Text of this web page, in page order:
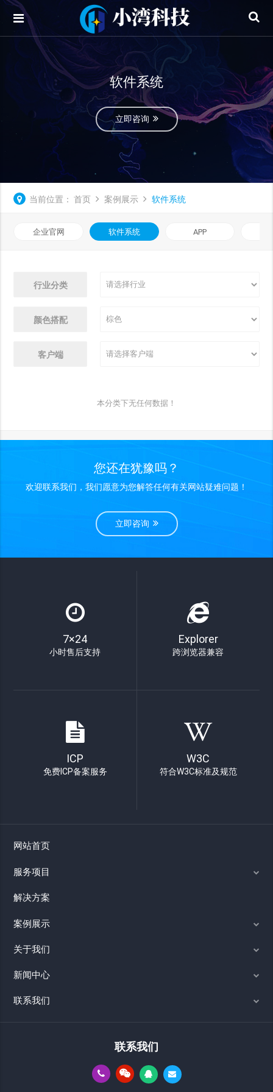
软件系统
立即咨询
当前位置： 首页 案例展示 软件系统
企业官网 软件系统 APP
行业分类
颜色搭配
客户端
本分类下无任何数据！
您还在犹豫吗？
欢迎联系我们，我们愿意为您解答任何有关网站疑难问题！
立即咨询
7×24
小时售后支持
Explorer
跨浏览器兼容
ICP
免费ICP备案服务
W3C
符合W3C标准及规范
网站首页
服务项目
解决方案
案例展示
关于我们
新闻中心
联系我们
联系我们